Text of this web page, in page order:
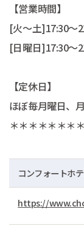
【営業時間】
[火～土]17:30～
[日曜日]17:30〜
【定休日】
ほぼ毎月曜日、
＊＊＊＊＊＊＊
コンフォートホ
https://